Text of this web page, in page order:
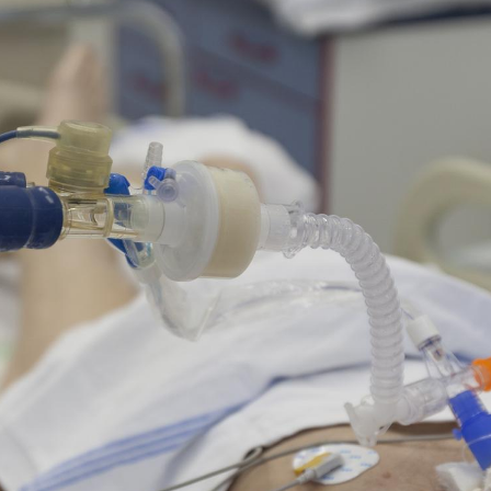
Le smartphone nuit-il à
l'apprentissage de la
lecture ?
Mordue par une tique en
vacances, elle reste dans
le coma pendant 42 jours
Mordue par un
barracuda, une petite fille
secourue grâce à un
quelle
les